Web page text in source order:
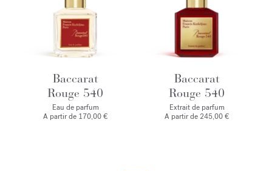
Baccarat
Rouge 540
Eau de parfum
A partir de 170,00 €
Baccarat
Rouge 540
Extrait de parfum
A partir de 245,00 €